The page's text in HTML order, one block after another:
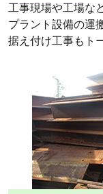
工事現場や工場な
プラント設備の運
据え付け工事もト